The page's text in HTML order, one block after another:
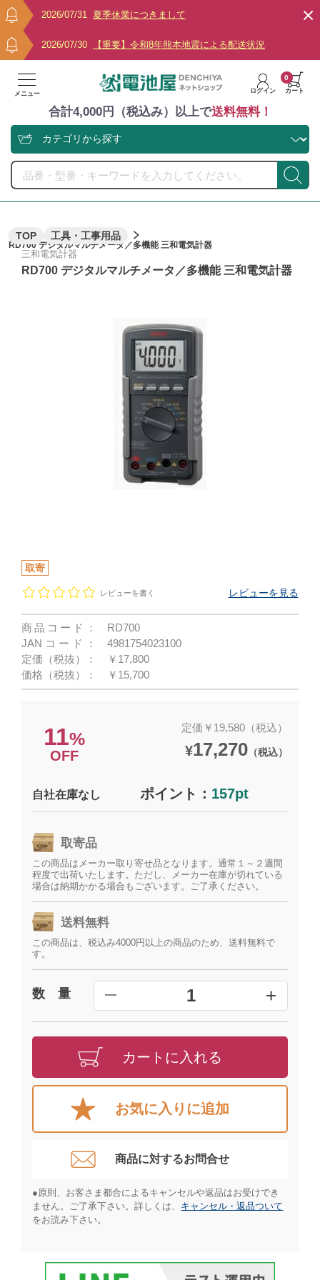
2026/07/31 夏季休業につきまして
2026/07/30 【重要】令和8年熊本地震による配送状況
メニュー ログイン カート
0
合計4,000円（税込み）以上で送料無料！
TOP 工具・工事用品
RD700 デジタルマルチメータ／多機能 三和電気計器
三和電気計器
RD700 デジタルマルチメータ／多機能 三和電気計器
取寄
レビューを書く レビューを見る
商品コード：
RD700
JANコード：
4981754023100
定価（税抜）：
￥17,800
価格（税抜）：
￥15,700
11%
OFF
定価￥19,580（税込）
¥17,270（税込）
自社在庫なし ポイント： 157pt
取寄品
この商品はメーカー取り寄せ品となります。通常１～２週間
程度で出荷いたします。ただし、メーカー在庫が切れている
場合は納期かかる場合もございます。ご了承ください。
送料無料
この商品は、税込み4000円以上の商品のため、送料無料で
す。
数 量 ━ 1 +
カートに入れる
お気に入りに追加
商品に対するお問合せ​
●原則、お客さま都合によるキャンセルや返品はお受けでき
ません。ご了承下さい。詳しくは、 キャンセル・返品ついて
をお読み下さい。​